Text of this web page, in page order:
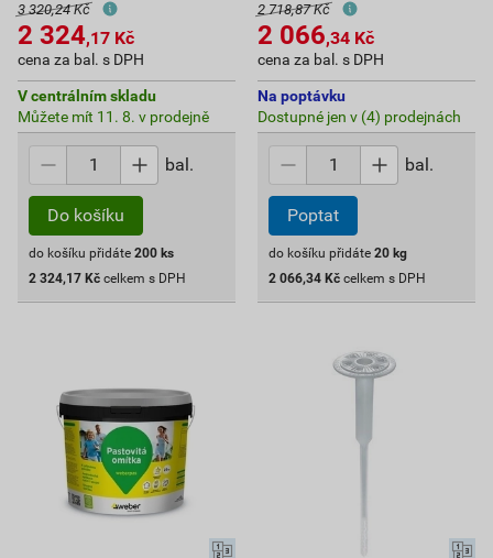
3 320,24 Kč
2 324,17 Kč
cena za bal. s DPH
V centrálním skladu
Můžete mít 11. 8. v prodejně
bal.
Do košíku
do košíku přidáte 200 ks
2 324,17 Kč celkem s DPH
2 718,87 Kč
2 066,34 Kč
cena za bal. s DPH
Na poptávku
Dostupné jen v (4) prodejnách
bal.
Poptat
do košíku přidáte 20 kg
2 066,34 Kč celkem s DPH